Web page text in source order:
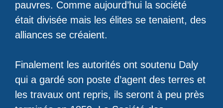
pauvres. Comme aujourd’hui la société
était divisée mais les élites se tenaient, des
alliances se créaient.
Finalement les autorités ont soutenu Daly
qui a gardé son poste d’agent des terres et
les travaux ont repris, ils seront à peu près